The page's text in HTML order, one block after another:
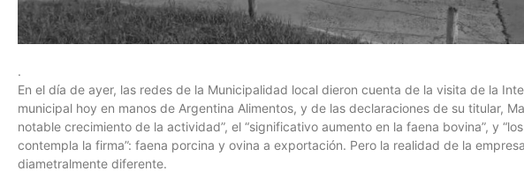
.
En el día de ayer, las redes de la Municipalidad local dieron cuenta de la visita de la
municipal hoy en manos de Argentina Alimentos, y de las declaraciones de su titular,
notable crecimiento de la actividad”, el “significativo aumento en la faena bovina”, y
contempla la firma”: faena porcina y ovina a exportación. Pero la realidad de la
diametralmente diferente.